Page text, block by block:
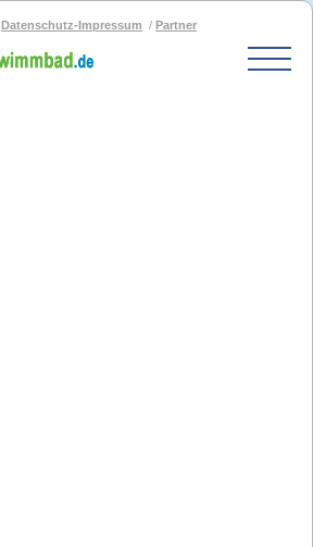
Datenschutz-Impressum Partner